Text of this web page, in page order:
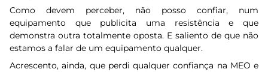
Como devem perceber, não posso confiar, num
equipamento que publicita uma resistência e que
demonstra outra totalmente oposta. E saliento de que não
estamos a falar de um equipamento qualquer.
Acrescento, ainda, que perdi qualquer confiança na MEO e